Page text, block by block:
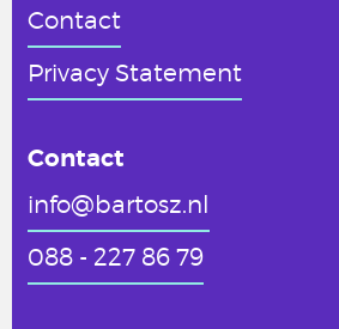
Contact
Privacy Statement
Contact
info@bartosz.nl
088 - 227 86 79